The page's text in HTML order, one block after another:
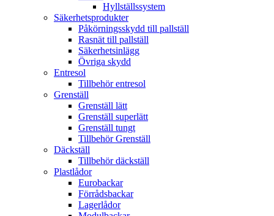
Hyllställssystem
Säkerhetsprodukter
Påkörningsskydd till pallställ
Rasnät till pallställ
Säkerhetsinlägg
Övriga skydd
Entresol
Tillbehör entresol
Grenställ
Grenställ lätt
Grenställ superlätt
Grenställ tungt
Tillbehör Grenställ
Däckställ
Tillbehör däckställ
Plastlådor
Eurobackar
Förrådsbackar
Lagerlådor